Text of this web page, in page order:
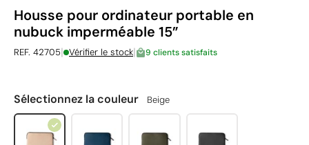
Housse pour ordinateur portable en
nubuck imperméable 15”
REF. 42705| Vérifier le stock| 9 clients satisfaits
Sélectionnez la couleur Beige